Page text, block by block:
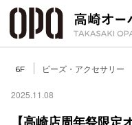
6F ビーズ・アクセサリー
2025.11.08